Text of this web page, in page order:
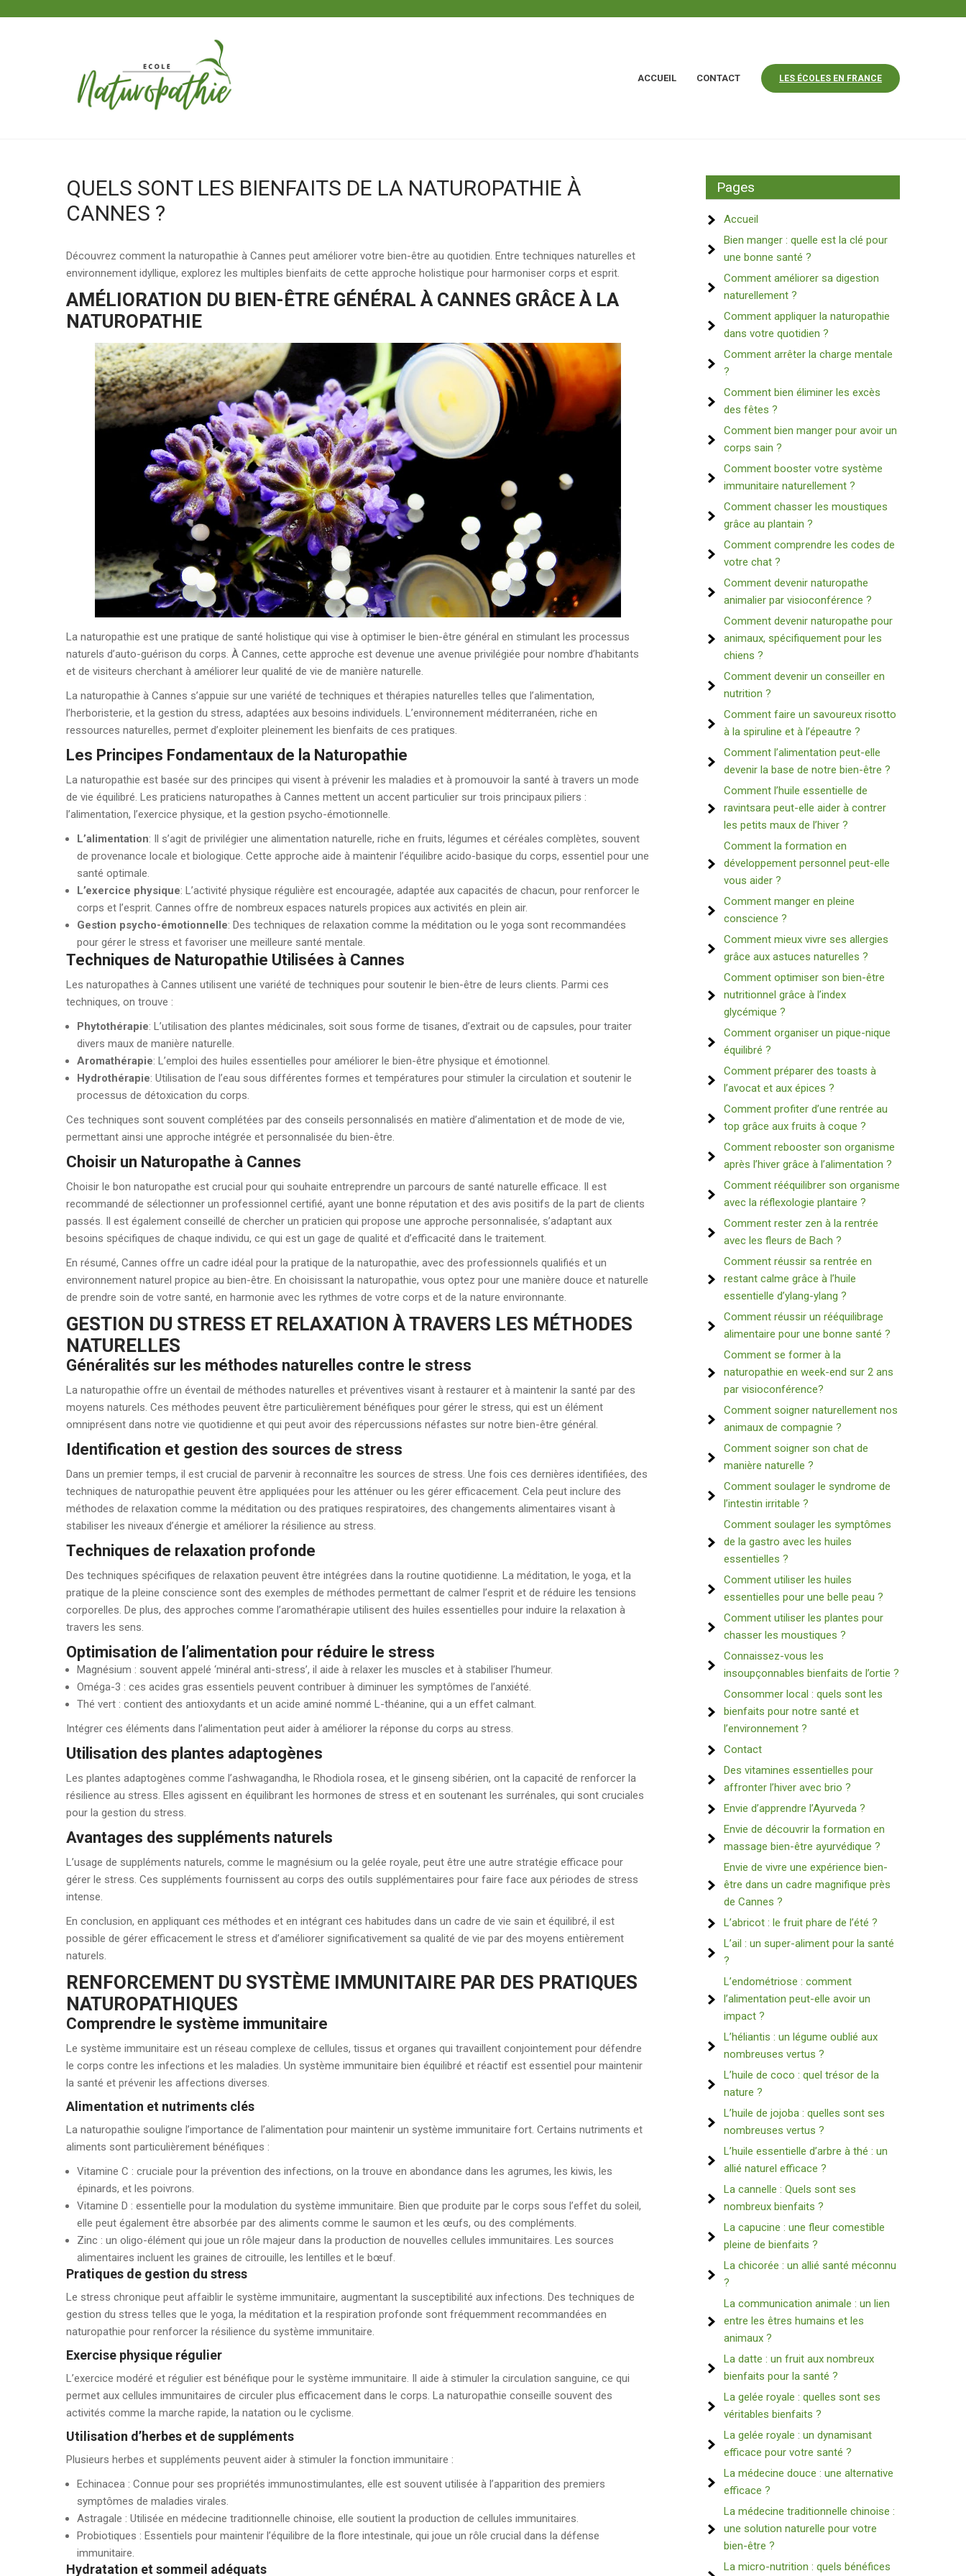
ACCUEIL CONTACT LES ÉCOLES EN FRANCE
QUELS SONT LES BIENFAITS DE LA NATUROPATHIE À
CANNES ?
Découvrez comment la naturopathie à Cannes peut améliorer votre bien-être au quotidien. Entre techniques naturelles et
environnement idyllique, explorez les multiples bienfaits de cette approche holistique pour harmoniser corps et esprit.
AMÉLIORATION DU BIEN-ÊTRE GÉNÉRAL À CANNES GRÂCE À LA
NATUROPATHIE
La naturopathie est une pratique de santé holistique qui vise à optimiser le bien-être général en stimulant les processus
naturels d’auto-guérison du corps. À Cannes, cette approche est devenue une avenue privilégiée pour nombre d’habitants
et de visiteurs cherchant à améliorer leur qualité de vie de manière naturelle.
La naturopathie à Cannes s’appuie sur une variété de techniques et thérapies naturelles telles que l’alimentation,
l’herboristerie, et la gestion du stress, adaptées aux besoins individuels. L’environnement méditerranéen, riche en
ressources naturelles, permet d’exploiter pleinement les bienfaits de ces pratiques.
Les Principes Fondamentaux de la Naturopathie
La naturopathie est basée sur des principes qui visent à prévenir les maladies et à promouvoir la santé à travers un mode
de vie équilibré. Les praticiens naturopathes à Cannes mettent un accent particulier sur trois principaux piliers :
l’alimentation, l’exercice physique, et la gestion psycho-émotionnelle.
L’alimentation: Il s’agit de privilégier une alimentation naturelle, riche en fruits, légumes et céréales complètes, souvent
de provenance locale et biologique. Cette approche aide à maintenir l’équilibre acido-basique du corps, essentiel pour une
santé optimale.
L’exercice physique: L’activité physique régulière est encouragée, adaptée aux capacités de chacun, pour renforcer le
corps et l’esprit. Cannes offre de nombreux espaces naturels propices aux activités en plein air.
Gestion psycho-émotionnelle: Des techniques de relaxation comme la méditation ou le yoga sont recommandées
pour gérer le stress et favoriser une meilleure santé mentale.
Techniques de Naturopathie Utilisées à Cannes
Les naturopathes à Cannes utilisent une variété de techniques pour soutenir le bien-être de leurs clients. Parmi ces
techniques, on trouve :
Phytothérapie: L’utilisation des plantes médicinales, soit sous forme de tisanes, d’extrait ou de capsules, pour traiter
divers maux de manière naturelle.
Aromathérapie: L’emploi des huiles essentielles pour améliorer le bien-être physique et émotionnel.
Hydrothérapie: Utilisation de l’eau sous différentes formes et températures pour stimuler la circulation et soutenir le
processus de détoxication du corps.
Ces techniques sont souvent complétées par des conseils personnalisés en matière d’alimentation et de mode de vie,
permettant ainsi une approche intégrée et personnalisée du bien-être.
Choisir un Naturopathe à Cannes
Choisir le bon naturopathe est crucial pour qui souhaite entreprendre un parcours de santé naturelle efficace. Il est
recommandé de sélectionner un professionnel certifié, ayant une bonne réputation et des avis positifs de la part de clients
passés. Il est également conseillé de chercher un praticien qui propose une approche personnalisée, s’adaptant aux
besoins spécifiques de chaque individu, ce qui est un gage de qualité et d’efficacité dans le traitement.
En résumé, Cannes offre un cadre idéal pour la pratique de la naturopathie, avec des professionnels qualifiés et un
environnement naturel propice au bien-être. En choisissant la naturopathie, vous optez pour une manière douce et naturelle
de prendre soin de votre santé, en harmonie avec les rythmes de votre corps et de la nature environnante.
GESTION DU STRESS ET RELAXATION À TRAVERS LES MÉTHODES
NATURELLES
Généralités sur les méthodes naturelles contre le stress
La naturopathie offre un éventail de méthodes naturelles et préventives visant à restaurer et à maintenir la santé par des
moyens naturels. Ces méthodes peuvent être particulièrement bénéfiques pour gérer le stress, qui est un élément
omniprésent dans notre vie quotidienne et qui peut avoir des répercussions néfastes sur notre bien-être général.
Identification et gestion des sources de stress
Dans un premier temps, il est crucial de parvenir à reconnaître les sources de stress. Une fois ces dernières identifiées, des
techniques de naturopathie peuvent être appliquées pour les atténuer ou les gérer efficacement. Cela peut inclure des
méthodes de relaxation comme la méditation ou des pratiques respiratoires, des changements alimentaires visant à
stabiliser les niveaux d’énergie et améliorer la résilience au stress.
Techniques de relaxation profonde
Des techniques spécifiques de relaxation peuvent être intégrées dans la routine quotidienne. La méditation, le yoga, et la
pratique de la pleine conscience sont des exemples de méthodes permettant de calmer l’esprit et de réduire les tensions
corporelles. De plus, des approches comme l’aromathérapie utilisent des huiles essentielles pour induire la relaxation à
travers les sens.
Optimisation de l’alimentation pour réduire le stress
Magnésium : souvent appelé ‘minéral anti-stress’, il aide à relaxer les muscles et à stabiliser l’humeur.
Oméga-3 : ces acides gras essentiels peuvent contribuer à diminuer les symptômes de l’anxiété.
Thé vert : contient des antioxydants et un acide aminé nommé L-théanine, qui a un effet calmant.
Intégrer ces éléments dans l’alimentation peut aider à améliorer la réponse du corps au stress.
Utilisation des plantes adaptogènes
Les plantes adaptogènes comme l’ashwagandha, le Rhodiola rosea, et le ginseng sibérien, ont la capacité de renforcer la
résilience au stress. Elles agissent en équilibrant les hormones de stress et en soutenant les surrénales, qui sont cruciales
pour la gestion du stress.
Avantages des suppléments naturels
L’usage de suppléments naturels, comme le magnésium ou la gelée royale, peut être une autre stratégie efficace pour
gérer le stress. Ces suppléments fournissent au corps des outils supplémentaires pour faire face aux périodes de stress
intense.
En conclusion, en appliquant ces méthodes et en intégrant ces habitudes dans un cadre de vie sain et équilibré, il est
possible de gérer efficacement le stress et d’améliorer significativement sa qualité de vie par des moyens entièrement
naturels.
RENFORCEMENT DU SYSTÈME IMMUNITAIRE PAR DES PRATIQUES
NATUROPATHIQUES
Comprendre le système immunitaire
Le système immunitaire est un réseau complexe de cellules, tissus et organes qui travaillent conjointement pour défendre
le corps contre les infections et les maladies. Un système immunitaire bien équilibré et réactif est essentiel pour maintenir
la santé et prévenir les affections diverses.
Alimentation et nutriments clés
La naturopathie souligne l’importance de l’alimentation pour maintenir un système immunitaire fort. Certains nutriments et
aliments sont particulièrement bénéfiques :
Vitamine C : cruciale pour la prévention des infections, on la trouve en abondance dans les agrumes, les kiwis, les
épinards, et les poivrons.
Vitamine D : essentielle pour la modulation du système immunitaire. Bien que produite par le corps sous l’effet du soleil,
elle peut également être absorbée par des aliments comme le saumon et les œufs, ou des compléments.
Zinc : un oligo-élément qui joue un rôle majeur dans la production de nouvelles cellules immunitaires. Les sources
alimentaires incluent les graines de citrouille, les lentilles et le bœuf.
Pratiques de gestion du stress
Le stress chronique peut affaiblir le système immunitaire, augmentant la susceptibilité aux infections. Des techniques de
gestion du stress telles que le yoga, la méditation et la respiration profonde sont fréquemment recommandées en
naturopathie pour renforcer la résilience du système immunitaire.
Exercise physique régulier
L’exercice modéré et régulier est bénéfique pour le système immunitaire. Il aide à stimuler la circulation sanguine, ce qui
permet aux cellules immunitaires de circuler plus efficacement dans le corps. La naturopathie conseille souvent des
activités comme la marche rapide, la natation ou le cyclisme.
Utilisation d’herbes et de suppléments
Plusieurs herbes et suppléments peuvent aider à stimuler la fonction immunitaire :
Echinacea : Connue pour ses propriétés immunostimulantes, elle est souvent utilisée à l’apparition des premiers
symptômes de maladies virales.
Astragale : Utilisée en médecine traditionnelle chinoise, elle soutient la production de cellules immunitaires.
Probiotiques : Essentiels pour maintenir l’équilibre de la flore intestinale, qui joue un rôle crucial dans la défense
immunitaire.
Hydratation et sommeil adéquats
Pages
Accueil
Bien manger : quelle est la clé pour
une bonne santé ?
Comment améliorer sa digestion
naturellement ?
Comment appliquer la naturopathie
dans votre quotidien ?
Comment arrêter la charge mentale
?
Comment bien éliminer les excès
des fêtes ?
Comment bien manger pour avoir un
corps sain ?
Comment booster votre système
immunitaire naturellement ?
Comment chasser les moustiques
grâce au plantain ?
Comment comprendre les codes de
votre chat ?
Comment devenir naturopathe
animalier par visioconférence ?
Comment devenir naturopathe pour
animaux, spécifiquement pour les
chiens ?
Comment devenir un conseiller en
nutrition ?
Comment faire un savoureux risotto
à la spiruline et à l’épeautre ?
Comment l’alimentation peut-elle
devenir la base de notre bien-être ?
Comment l’huile essentielle de
ravintsara peut-elle aider à contrer
les petits maux de l’hiver ?
Comment la formation en
développement personnel peut-elle
vous aider ?
Comment manger en pleine
conscience ?
Comment mieux vivre ses allergies
grâce aux astuces naturelles ?
Comment optimiser son bien-être
nutritionnel grâce à l’index
glycémique ?
Comment organiser un pique-nique
équilibré ?
Comment préparer des toasts à
l’avocat et aux épices ?
Comment profiter d’une rentrée au
top grâce aux fruits à coque ?
Comment rebooster son organisme
après l’hiver grâce à l’alimentation ?
Comment rééquilibrer son organisme
avec la réflexologie plantaire ?
Comment rester zen à la rentrée
avec les fleurs de Bach ?
Comment réussir sa rentrée en
restant calme grâce à l’huile
essentielle d’ylang-ylang ?
Comment réussir un rééquilibrage
alimentaire pour une bonne santé ?
Comment se former à la
naturopathie en week-end sur 2 ans
par visioconférence?
Comment soigner naturellement nos
animaux de compagnie ?
Comment soigner son chat de
manière naturelle ?
Comment soulager le syndrome de
l’intestin irritable ?
Comment soulager les symptômes
de la gastro avec les huiles
essentielles ?
Comment utiliser les huiles
essentielles pour une belle peau ?
Comment utiliser les plantes pour
chasser les moustiques ?
Connaissez-vous les
insoupçonnables bienfaits de l’ortie ?
Consommer local : quels sont les
bienfaits pour notre santé et
l’environnement ?
Contact
Des vitamines essentielles pour
affronter l’hiver avec brio ?
Envie d’apprendre l’Ayurveda ?
Envie de découvrir la formation en
massage bien-être ayurvédique ?
Envie de vivre une expérience bien-
être dans un cadre magnifique près
de Cannes ?
L’abricot : le fruit phare de l’été ?
L’ail : un super-aliment pour la santé
?
L’endométriose : comment
l’alimentation peut-elle avoir un
impact ?
L’héliantis : un légume oublié aux
nombreuses vertus ?
L’huile de coco : quel trésor de la
nature ?
L’huile de jojoba : quelles sont ses
nombreuses vertus ?
L’huile essentielle d’arbre à thé : un
allié naturel efficace ?
La cannelle : Quels sont ses
nombreux bienfaits ?
La capucine : une fleur comestible
pleine de bienfaits ?
La chicorée : un allié santé méconnu
?
La communication animale : un lien
entre les êtres humains et les
animaux ?
La datte : un fruit aux nombreux
bienfaits pour la santé ?
La gelée royale : quelles sont ses
véritables bienfaits ?
La gelée royale : un dynamisant
efficace pour votre santé ?
La médecine douce : une alternative
efficace ?
La médecine traditionnelle chinoise :
une solution naturelle pour votre
bien-être ?
La micro-nutrition : quels bénéfices